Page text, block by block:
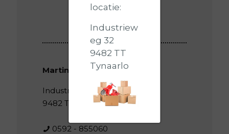
Martin Boer Scooters
Industrieweg 32
9482 TT Tynaarlo
0592 - 855060
locatie:
Industriew
eg 32
9482 TT
Tynaarlo